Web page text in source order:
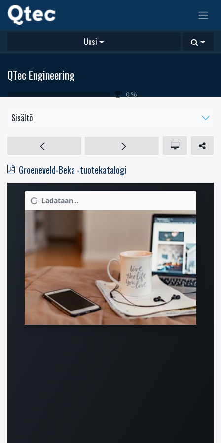
Uusi
QTec Engineering
0 %
Sisältö
Groeneveld-Beka -tuotekatalogi